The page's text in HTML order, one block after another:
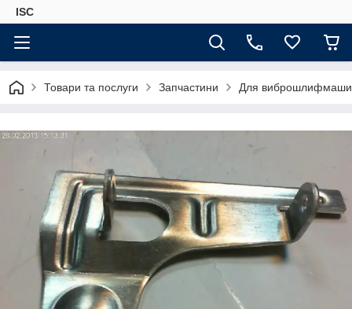
ISC
Товари та послуги Запчастини Для